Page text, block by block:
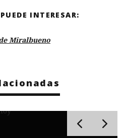
INTERESAR:
Miralbueno